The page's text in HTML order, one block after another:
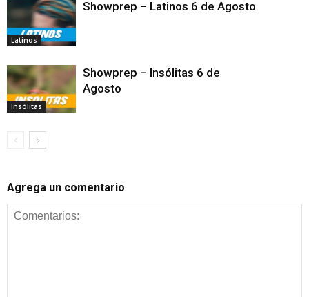
Latinos
Showprep – Latinos 6 de Agosto
Insólitas
Showprep – Insólitas 6 de
Agosto
Agrega un comentario